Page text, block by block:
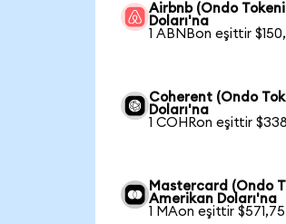
Airbnb (Ondo
Doları'na
1 ABNBon eşittir
Coherent (Ondo
Doları'na
1 COHRon eşittir
Mastercard (Ondo
Amerikan Doları'na
1 MAon eşittir $571,75